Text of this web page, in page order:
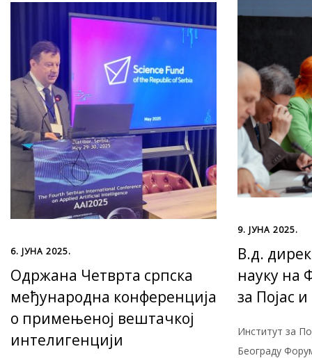
9. ЈУНА 2025.
В.д.
науку на
за Појас
Институт за
Београду
6. ЈУНА 2025.
Одржана Четврта cрпска
међународна конференција
о примењеној вештачкој
интелигенцији